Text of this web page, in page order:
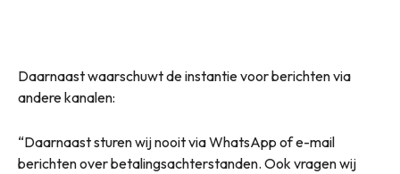
Daarnaast waarschuwt de instantie voor berichten via
andere kanalen:
“Daarnaast sturen wij nooit via WhatsApp of e-mail
berichten over betalingsachterstanden. Ook vragen wij